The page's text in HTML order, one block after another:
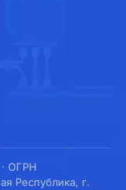
ОГРН
Республика, г.